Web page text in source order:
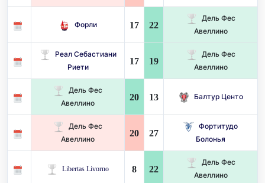
Форли 17 22
Дель Фес
Авеллино
Реал Себастиани
Риети
17 19
Дель Фес
Авеллино
Дель Фес
Авеллино
20 13 Балтур Центо
Дель Фес
Авеллино
20 27
Фортитудо
Болонья
Libertas Livorno 8 22
Дель Фес
Авеллино